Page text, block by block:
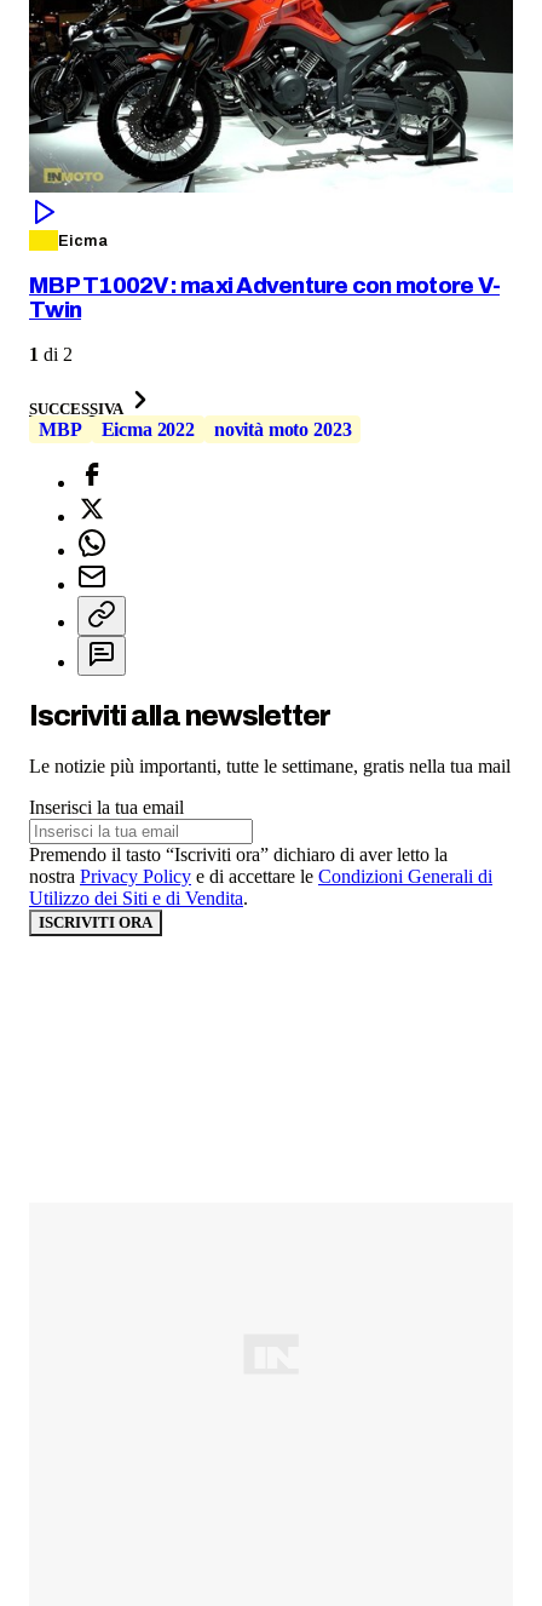
Eicma
MBP T1002V: maxi Adventure con motore V-
Twin
1 di 2
SUCCESSIVA
MBP Eicma 2022 novità moto 2023
Iscriviti alla newsletter
Le notizie più importanti, tutte le settimane, gratis nella tua mail
Inserisci la tua email
Premendo il tasto “Iscriviti ora” dichiaro di aver letto la
nostra Privacy Policy e di accettare le Condizioni Generali di
Utilizzo dei Siti e di Vendita.
ISCRIVITI ORA